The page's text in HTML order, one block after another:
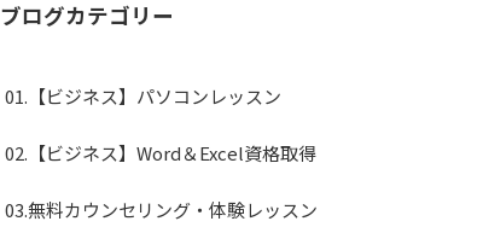
ブログカテゴリー
01.【ビジネス】パソコンレッスン
02.【ビジネス】Word＆Excel資格取得
03.無料カウンセリング・体験レッスン